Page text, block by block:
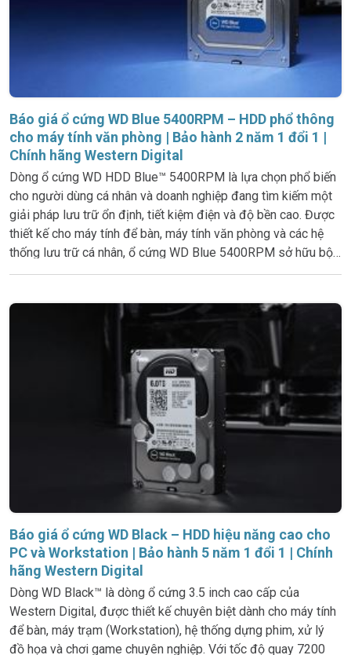
Báo giá ổ cứng WD Blue 5400RPM – HDD phổ thông
cho máy tính văn phòng | Bảo hành 2 năm 1 đổi 1 |
Chính hãng Western Digital
Dòng ổ cứng WD HDD Blue™ 5400RPM là lựa chọn phổ biến
cho người dùng cá nhân và doanh nghiệp đang tìm kiếm một
giải pháp lưu trữ ổn định, tiết kiệm điện và độ bền cao. Được
thiết kế cho máy tính để bàn, máy tính văn phòng và các hệ
thống lưu trữ cá nhân, ổ cứng WD Blue 5400RPM sở hữu bộ
nhớ cache từ 64MB đến 256MB, giao tiếp SATA 6Gb/s, tốc
Báo giá ổ cứng WD Black – HDD hiệu năng cao cho
PC và Workstation | Bảo hành 5 năm 1 đổi 1 | Chính
hãng Western Digital
Dòng WD Black™ là dòng ổ cứng 3.5 inch cao cấp của
Western Digital, được thiết kế chuyên biệt dành cho máy tính
để bàn, máy trạm (Workstation), hệ thống dựng phim, xử lý
đồ họa và chơi game chuyên nghiệp. Với tốc độ quay 7200